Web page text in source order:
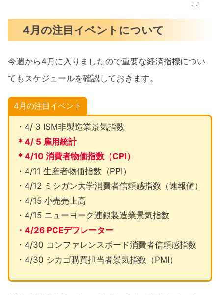
ここ
4月の注目イベントについて
今週から4月に入りましたので重要な経済指標につい
てもスケジュールを確認しておきます。
4月の注目イベント
・4/ 3 ISM非製造業景気指数
＊4/ 5 雇用統計
＊4/10 消費者物価指数（CPI）
・4/11 生産者物価指数（PPI）
・4/12 ミシガン大学消費者信頼感指数（速報値）
・4/15 小売売上高
・4/15 ニューヨーク連銀製造業景気指数
・4/26 PCEデフレーター
・4/30 コンファレンスボード消費者信頼感指数
・4/30 シカゴ購買担当者景気指数（PMI）